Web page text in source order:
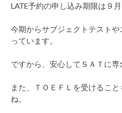
LATE予約の申し込み期限は９
今期からサブジェクトテスト
っています。
ですから、安心してＳＡＴに専
また、ＴＯＥＦＬを受けるこ
ね。